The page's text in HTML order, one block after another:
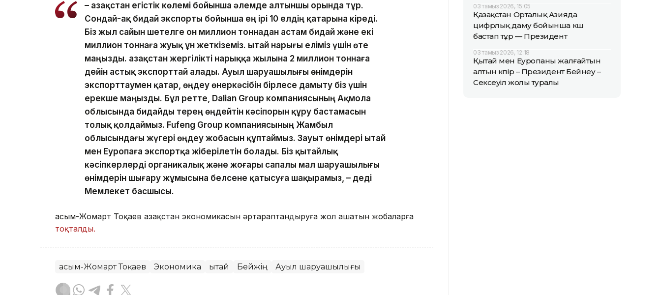
– Қазақстан егістік көлемі бойынша әлемде алтыншы орында тұр.
Сондай-ақ бидай экспорты бойынша ең ірі 10 елдің қатарына кіреді.
Біз жыл сайын шетелге он миллион тоннадан астам бидай және екі
миллион тоннаға жуық ұн жеткіземіз. Қытай нарығы еліміз үшін өте
маңызды. Қазақстан жергілікті нарыққа жылына 2 миллион тоннаға
дейін астық экспорттай алады. Ауыл шаруашылығы өнімдерін
экспорттаумен қатар, өңдеу өнеркәсібін бірлесе дамыту біз үшін
ерекше маңызды. Бұл ретте, Dalian Group компаниясының Ақмола
облысында бидайды терең өңдейтін кәсіпорын құру бастамасын
толық қолдаймыз. Fufeng Group компаниясының Жамбыл
облысындағы жүгері өңдеу жобасын құптаймыз. Зауыт өнімдері Қытай
мен Еуропаға экспортқа жіберілетін болады. Біз қытайлық
кәсіпкерлерді органикалық және жоғары сапалы мал шаруашылығы
өнімдерін шығару жұмысына белсене қатысуға шақырамыз, – деді
Мемлекет басшысы.
Қасым-Жомарт Тоқаев Қазақстан экономикасын әртараптандыруға жол ашатын жобаларға
тоқталды.
Қасым-Жомарт Тоқаев Экономика Қытай Бейжің Ауыл шаруашылығы
03 тамыз 2026, 15:05
Қазақстан Орталық Азияда
цифрлық даму бойынша көш
бастап тұр — Президент
03 тамыз 2026, 12:18
Қытай мен Еуропаны жалғайтын
алтын көпір – Президент Бейнеу –
Сексеуіл жолы туралы